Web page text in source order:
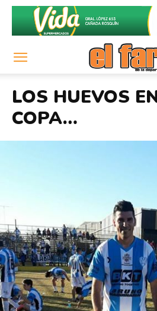
LOS HUEVOS
COPA…